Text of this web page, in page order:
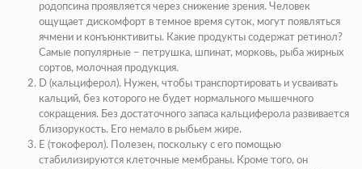
родопсина проявляется через снижение зрения. Человек
ощущает дискомфорт в темное время суток, могут появляться
ячмени и конъюнктивиты. Какие продукты содержат ретинол?
Самые популярные – петрушка, шпинат, морковь, рыба жирных
сортов, молочная продукция.
D (кальциферол). Нужен, чтобы транспортировать и усваивать
кальций, без которого не будет нормального мышечного
сокращения. Без достаточного запаса кальциферола развивается
близорукость. Его немало в рыбьем жире.
Е (токоферол). Полезен, поскольку с его помощью
стабилизируются клеточные мембраны. Кроме того, он